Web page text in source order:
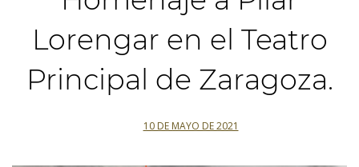
Lorengar en el Teatro
Principal de Zaragoza.
10 DE MAYO DE 2021